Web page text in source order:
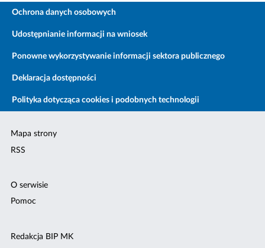
Ochrona danych osobowych
Udostępnianie informacji na wniosek
Ponowne wykorzystywanie informacji sektora publicznego
Deklaracja dostępności
Polityka dotycząca cookies i podobnych technologii
Mapa strony
RSS
O serwisie
Pomoc
Redakcja BIP MK